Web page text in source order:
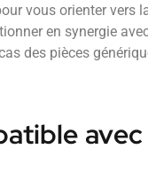
vous orienter vers
en synergie
des pièces